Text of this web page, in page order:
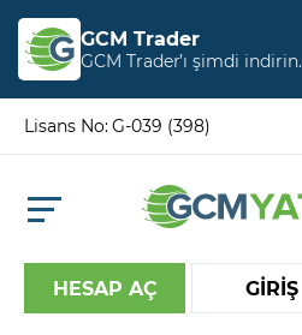
GCM Trader
GCM Trader’ı şimdi indirin.
Lisans No: G-039 (398)
HESAP AÇ GİRİŞ